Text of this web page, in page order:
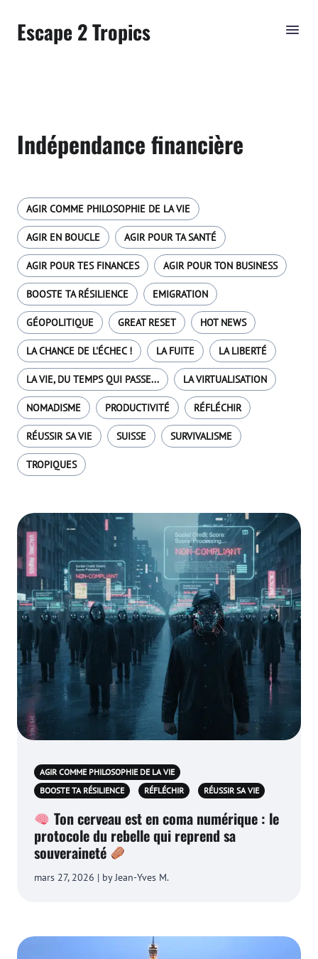
Escape 2 Tropics
Indépendance financière
AGIR COMME PHILOSOPHIE DE LA VIE
AGIR EN BOUCLE AGIR POUR TA SANTÉ
AGIR POUR TES FINANCES AGIR POUR TON BUSINESS
BOOSTE TA RÉSILIENCE EMIGRATION
GÉOPOLITIQUE GREAT RESET HOT NEWS
LA CHANCE DE L'ÉCHEC ! LA FUITE LA LIBERTÉ
LA VIE, DU TEMPS QUI PASSE... LA VIRTUALISATION
NOMADISME PRODUCTIVITÉ RÉFLÉCHIR
RÉUSSIR SA VIE SUISSE SURVIVALISME
TROPIQUES
AGIR COMME PHILOSOPHIE DE LA VIE
BOOSTE TA RÉSILIENCE
RÉFLÉCHIR RÉUSSIR SA VIE
Ton cerveau est en coma numérique : le
protocole du rebelle qui reprend sa
souveraineté
mars 27, 2026 | by Jean-Yves M.